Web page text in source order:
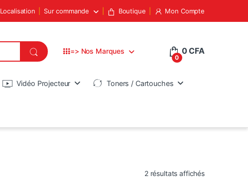
Localisation Sur commande Boutique Mon Compte
=> Nos Marques
0
0CFA
Vidéo Projecteur Toners / Cartouches
2 résultats affichésTrié du plus